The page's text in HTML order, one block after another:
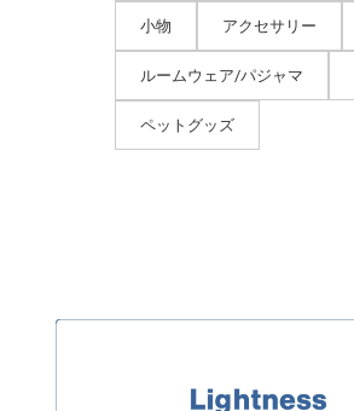
小物 アクセサリー
ルームウェア/パジャマ
ペットグッズ